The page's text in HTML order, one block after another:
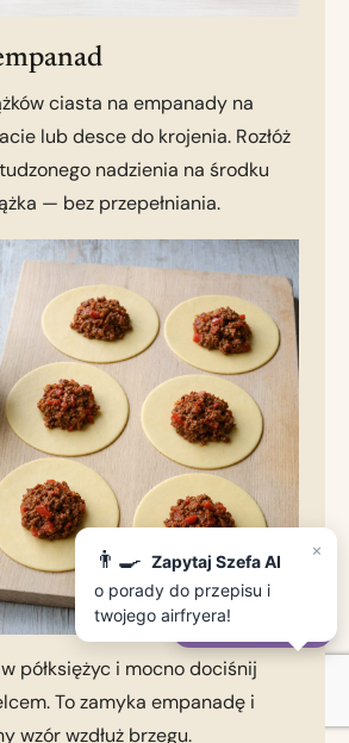
ciasta na empanady na
lub desce do krojenia. Rozłóż
nadzienia na środku
— bez przepełniania.
półksiężyc i mocno dociśnij
To zamyka empanadę i
wzór wzdłuż brzegu.
✨
×
👨‍🍳 Zapytaj Szefa AI
o porady do przepisu i
twojego airfryera!